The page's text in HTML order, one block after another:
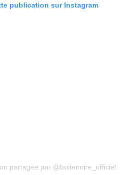
publication sur Instagram
partagée par @boitenoire_officiel